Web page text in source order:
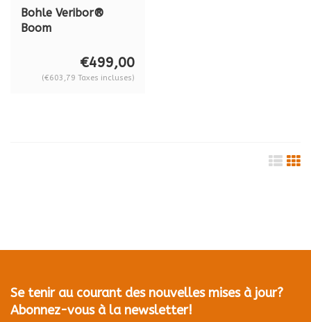
Bohle Veribor®
Boom
88.026 pour
pallonier
€499,00
(€603,79 Taxes incluses)
Se tenir au courant des nouvelles mises à jour?
Abonnez-vous à la newsletter!